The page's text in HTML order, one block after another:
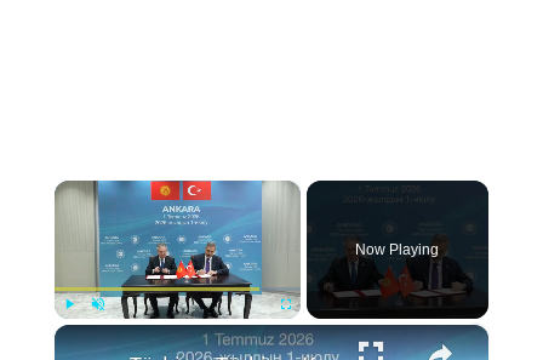
×
Fullscreen
Now Playing
×